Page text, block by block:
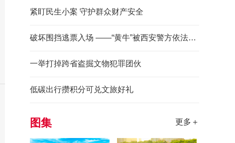
紧盯民生小案 守护群众财产安全
破坏围挡逃票入场 ——“黄牛”被西安警方依法拘留
一举打掉跨省盗掘文物犯罪团伙
低碳出行攒积分可兑文旅好礼
图集 更多＋